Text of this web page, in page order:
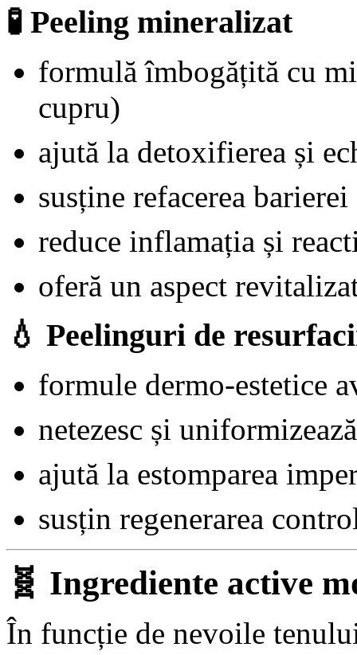
🧪 Peeling mineralizat
formulă îmbogățită cu
cupru)
ajută la detoxifierea și
susține refacerea barierei
reduce inflamația și
oferă un aspect
💧 Peelinguri de
formule dermo-estetice
netezesc și
ajută la estomparea
susțin regenerarea
🧬 Ingrediente active
În funcție de nevoile